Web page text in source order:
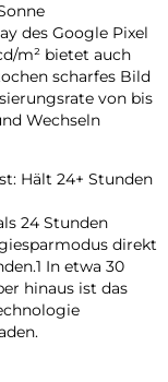
des Google Pixel
m² bietet auch
scharfes Bild
von bis
Wechseln
Hält 24+ Stunden
24 Stunden
direkt
In etwa 30
hinaus ist das